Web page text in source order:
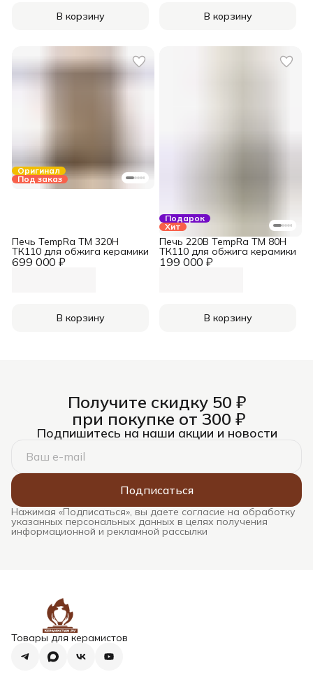
В корзину В корзину
Оригинал
Под заказ
699 000 ₽
Печь TempRa ТМ 320Н
ТК110 для обжига керамики
В корзину
Подарок
Хит
199 000 ₽
Печь 220В TempRa TM 80H
ТК110 для обжига керамики
В корзину
Получите скидку 50 ₽
при покупке от 300 ₽
Подпишитесь на наши акции и новости
Подписаться
Нажимая «Подписаться», вы даете согласие на обработку
указанных персональных данных в целях получения
информационной и рекламной рассылки
Товары для керамистов